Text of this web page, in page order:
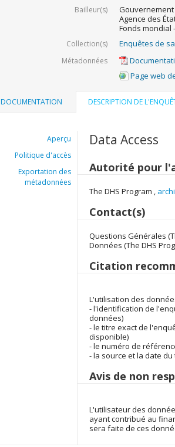
Bailleur(s)
Gouvernement
Agence des
Fonds mondial
Collection(s) Enquêtes de
Métadonnées
Page web
DOCUMENTATION DESCRIPTION DE
Aperçu
Politique d'accès
Exportation des
métadonnées
Data Access
Autorité pour
The DHS Program ,
Contact(s)
Questions Générales
Données (The DHS
Citation
L'utilisation des
- l'identification de
données)
- le titre exact de
disponible)
- le numéro de
- la source et la date
Avis de non
L'utilisateur des
ayant contribué au
sera faite de ces